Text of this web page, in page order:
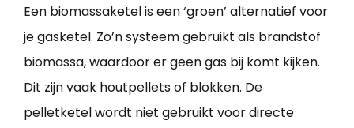
Een biomassaketel is een ‘groen’ alternatief voor
je gasketel. Zo’n systeem gebruikt als brandstof
biomassa, waardoor er geen gas bij komt kijken.
Dit zijn vaak houtpellets of blokken. De
pelletketel wordt niet gebruikt voor directe